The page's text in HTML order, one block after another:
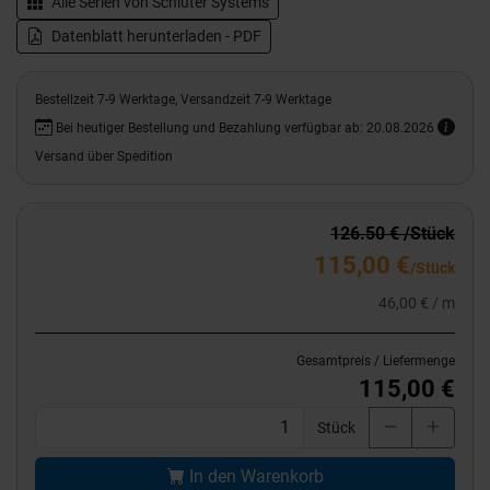
Datenblatt herunterladen - PDF
Bestellzeit 7-9 Werktage, Versandzeit 7-9 Werktage
Bei heutiger Bestellung und Bezahlung verfügbar ab: 20.08.2026
Versand über Spedition
126.50 € /Stück
115,00 €/Stück
46,00 € / m
Gesamtpreis / Liefermenge
115,00 €
Stück
In den Warenkorb